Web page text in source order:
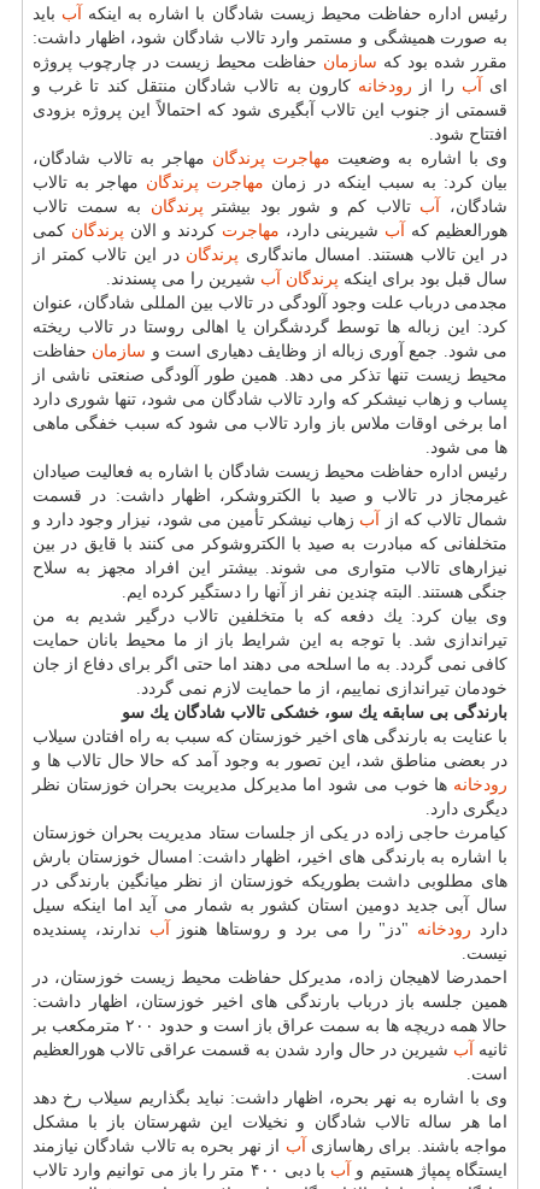
رئیس اداره حفاظت محیط زیست شادگان با اشاره به اینكه آب باید
به صورت همیشگی و مستمر وارد تالاب شادگان شود، اظهار داشت:
مقرر شده بود كه سازمان حفاظت محیط زیست در چارچوب پروژه
ای
آب را از رودخانه كارون به تالاب شادگان منتقل كند تا غرب و
قسمتی از جنوب این تالاب آبگیری شود كه احتمالاً این پروژه بزودی
افتتاح شود.
وی با اشاره به وضعیت مهاجرت پرندگان مهاجر به تالاب شادگان،
بیان كرد: به سبب اینكه در زمان مهاجرت پرندگان مهاجر به تالاب
شادگان،
آب تالاب كم و شور بود بیشتر پرندگان به سمت تالاب
هورالعظیم كه
آب شیرینی دارد، مهاجرت كردند و الان پرندگان كمی
در این تالاب هستند. امسال ماندگاری پرندگان در این تالاب كمتر از
سال قبل بود برای اینكه پرندگان آب شیرین را می پسندند.
مجدمی درباب علت وجود آلودگی در تالاب بین المللی شادگان، عنوان
كرد: این زباله ها توسط گردشگران یا اهالی روستا در تالاب ریخته
می شود. جمع آوری زباله از وظایف دهیاری است و سازمان حفاظت
محیط زیست تنها تذكر می دهد. همین طور آلودگی صنعتی ناشی از
پساب و زهاب نیشكر كه وارد تالاب شادگان می شود، تنها شوری دارد
اما برخی اوقات ملاس باز وارد تالاب می شود كه سبب خفگی ماهی
ها می شود.
رئیس اداره حفاظت محیط زیست شادگان با اشاره به فعالیت صیادان
غیرمجاز در تالاب و صید با الكتروشكر، اظهار داشت: در قسمت
شمال تالاب كه از
آب زهاب نیشكر تأمین می شود، نیزار وجود دارد و
متخلفانی كه مبادرت به صید با الكتروشوكر می كنند با قایق در بین
نیزارهای تالاب متواری می شوند. بیشتر این افراد مجهز به سلاح
جنگی هستند. البته چندین نفر از آنها را دستگیر كرده ایم.
وی بیان كرد: یك دفعه كه با متخلفین تالاب درگیر شدیم به من
تیراندازی شد. با توجه به این شرایط باز از ما محیط بانان حمایت
كافی نمی گردد. به ما اسلحه می دهند اما حتی اگر برای دفاع از جان
خودمان تیراندازی نماییم، از ما حمایت لازم نمی گردد.
بارندگی بی سابقه یك سو، خشكی تالاب شادگان یك سو
با عنایت به بارندگی های اخیر خوزستان كه سبب به راه افتادن سیلاب
در بعضی مناطق شد، این تصور به وجود آمد كه حالا حال تالاب ها و
رودخانه ها خوب می شود اما مدیركل مدیریت بحران خوزستان نظر
دیگری دارد.
كیامرث حاجی زاده در یكی از جلسات ستاد مدیریت بحران خوزستان
با اشاره به بارندگی های اخیر، اظهار داشت: امسال خوزستان بارش
های مطلوبی داشت بطوریكه خوزستان از نظر میانگین بارندگی در
سال آبی جدید دومین استان كشور به شمار می آید اما اینكه سیل
دارد رودخانه "دز" را می برد و روستاها هنوز آب ندارند، پسندیده
نیست.
احمدرضا لاهیجان زاده، مدیركل حفاظت محیط زیست خوزستان، در
همین جلسه باز درباب بارندگی های اخیر خوزستان، اظهار داشت:
حالا همه دریچه ها به سمت عراق باز است و حدود ۲۰۰ مترمكعب بر
ثانیه
آب شیرین در حال وارد شدن به قسمت عراقی تالاب هورالعظیم
است.
وی با اشاره به نهر بحره، اظهار داشت: نباید بگذاریم سیلاب رخ دهد
اما هر ساله تالاب شادگان و نخیلات این شهرستان باز با مشكل
مواجه باشند. برای رهاسازی
آب از نهر بحره به تالاب شادگان نیازمند
ایستگاه پمپاژ هستیم و
آب
با دبی ۴۰۰ متر را باز می توانیم وارد تالاب